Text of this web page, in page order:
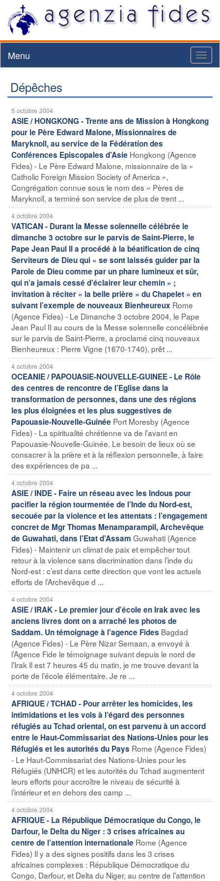
Menu
Dépêches
5 octobre 2004
ASIE / HONGKONG - Trente ans de Mission à Hongkong
pour le Père Edward Malone, Missionnaires de
Maryknoll, au service de la Fédération des
Conférences Episcopales d’Asie Hongkong (Agence
Fides) - Le Père Edward Malone, missionnaire de la «
Catholic Foreign Mission Society of America »,
Congrégation connue sous le nom des « Pères de
Maryknoll, a terminé son service de plus de trent ...
4 octobre 2004
VATICAN - Durant la Messe solennelle célébrée le
dimanche 3 octobre sur le parvis de Saint-Pierre, le
Pape Jean Paul II a procédé à la béatification de cinq
Serviteurs de Dieu qui « se sont laissés guider par la
Parole de Dieu comme par un phare lumineux et sûr,
qui n’a jamais cessé d’éclairer leur chemin » ;
invitation à réciter « la belle prière » du Chapelet » en
suivant l’exemple de nouveaux Bienheureux Rome
(Agence Fides) - Le Dimanche 3 octobre 2004, le Pape
Jean Paul II au cours de la Messe solennelle concélébrée
sur le parvis de Saint-Pierre, a proclamé cinq nouveaux
Bienheureux : Pierre Vigne (1670-1740), prêt ...
4 octobre 2004
OCEANIE / PAPOUASIE-NOUVELLE-GUINEE - Le Rôle
des centres de rencontre de l’Eglise dans la
transformation de personnes, dans une des régions
les plus éloignées et les plus suggestives de
Papouasie-Nouvelle-Guinée Port Moresby (Agence
Fides) - La spiritualité chrétienne va de l’avant en
Papouasie-Nouvelle-Guinée. Le besoin de lieux où se
consacrer à la prière et à la réflexion personnelle, à faire
des expériences de pa ...
4 octobre 2004
ASIE / INDE - Faire un réseau avec les Indous pour
pacifier la région tourmentée de l’Inde du Nord-est,
secouée par la violence et les attentats : l’engagement
concret de Mgr Thomas Menamparampil, Archevêque
de Guwahati, dans l’Etat d’Assam Guwahati (Agence
Fides) - Maintenir un climat de paix et empêcher tout
retour à la violence sans discrimination dans l’inde du
Nord-est : c’est dans cette direction que vont les actuels
efforts de l’Archevêque d ...
4 octobre 2004
ASIE / IRAK - Le premier jour d’école en Irak avec les
anciens livres dont on a arraché les photos de
Saddam. Un témoignage à l’agence Fides Bagdad
(Agence Fides) - Le Père Nizar Semaan, a envoyé à
l’Agence Fide le témoignage suivant depuis le nord de
l’Irak Il est 7 heures 45 du matin, je me trouve devant la
porte de l’école élémentaire. Je re ...
4 octobre 2004
AFRIQUE / TCHAD - Pour arrêter les homicides, les
intimidations et les vols à l’égard des personnes
réfugiés au Tchad oriental, on est parvenu à un accord
entre le Haut-Commissariat des Nations-Unies pour les
Réfugiés et les autorités du Pays Rome (Agence Fides)
- Le Haut-Commissariat des Nations-Unies pour les
Réfugiés (UNHCR) et les autorités du Tchad augmentent
leurs efforts pour accroître le niveau de sécurité à
l’intérieur et en dehors des camp ...
4 octobre 2004
AFRIQUE - La République Démocratique du Congo, le
Darfour, le Delta du Niger : 3 crises africaines au
centre de l’attention internationale Rome (Agence
Fides) Il y a des signes positifs dans les 3 crises
africaines complexes : République Démocratique du
Congo, Darfour, et Delta du Niger, au centre de l’attention